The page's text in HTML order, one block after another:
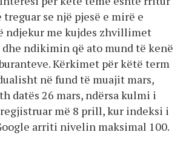
treguar se një pjesë e mirë e
ndjekur me kujdes zhvillimet
ndikimin që ato mund të kenë
Kërkimet për këtë term
në fund të muajit mars,
datës 26 mars, ndërsa kulmi i
më 8 prill, kur indeksi i
arriti nivelin maksimal 100.